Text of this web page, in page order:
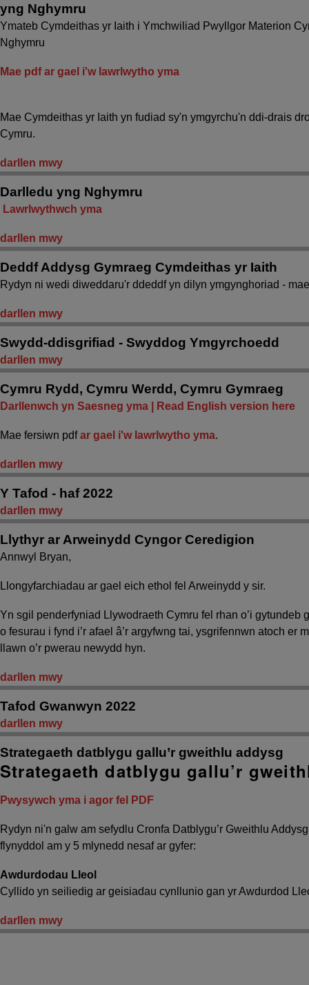
yng Nghymru
Ymateb Cymdeithas yr Iaith i Ymchwiliad Pwyllgor Materion
Nghymru
Mae pdf ar gael i'w lawrlwytho yma
Mae Cymdeithas yr Iaith yn fudiad sy'n ymgyrchu'n ddi-drais
Cymru.
darllen mwy
Darlledu yng Nghymru
Lawrlwythwch yma
darllen mwy
Deddf Addysg Gymraeg Cymdeithas yr Iaith
Rydyn ni wedi diweddaru'r ddeddf yn dilyn ymgynghoriad -
darllen mwy
Swydd-ddisgrifiad - Swyddog Ymgyrchoedd
darllen mwy
Cymru Rydd, Cymru Werdd, Cymru Gymraeg
Darllenwch yn Saesneg yma | Read English version here
Mae fersiwn pdfar gael i'w lawrlwytho yma.
darllen mwy
Y Tafod - haf 2022
darllen mwy
Llythyr ar Arweinydd Cyngor Ceredigion
Annwyl Bryan,
Llongyfarchiadau ar gael eich ethol fel Arweinydd y sir.
Yn sgil penderfyniad Llywodraeth Cymru fel rhan o’i gytundeb
o fesurau i fynd i’r afael â’r argyfwng tai, ysgrifennwn atoch er
llawn o’r pwerau newydd hyn.
darllen mwy
Tafod Gwanwyn 2022
darllen mwy
Strategaeth datblygu gallu’r gweithlu addysg
Strategaeth datblygu gallu’r
Pwysywch yma i agor fel PDF
Rydyn ni'n galw am sefydlu Cronfa Datblygu’r Gweithlu
flynyddol am y 5 mlynedd nesaf ar gyfer:
Awdurdodau Lleol
Cyllido yn seiliedig ar geisiadau cynllunio gan yr Awdurdod
darllen mwy